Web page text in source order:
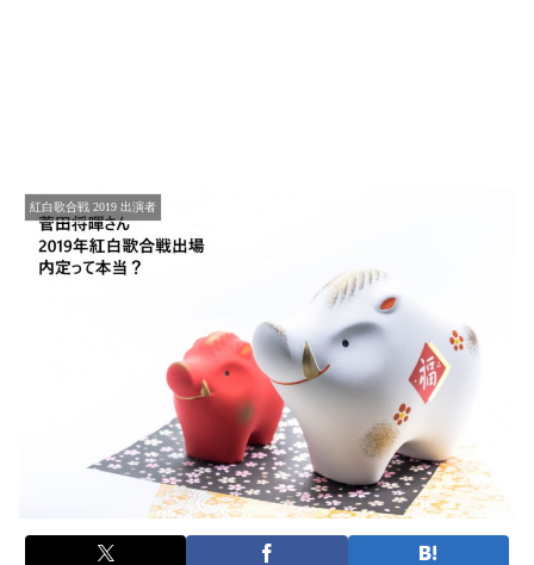
紅白歌合戦 2019 出演者